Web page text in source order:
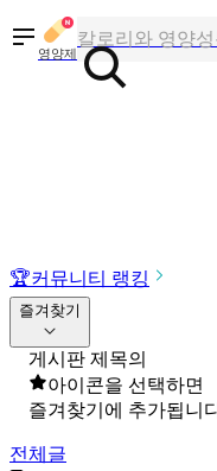
영양제
칼로리와 영양
혈당 · 다이어트
🏆커뮤니티 랭킹
즐겨찾기
게시판 제목의
아이콘을 선택하면
즐겨찾기에 추가됩니
전체글